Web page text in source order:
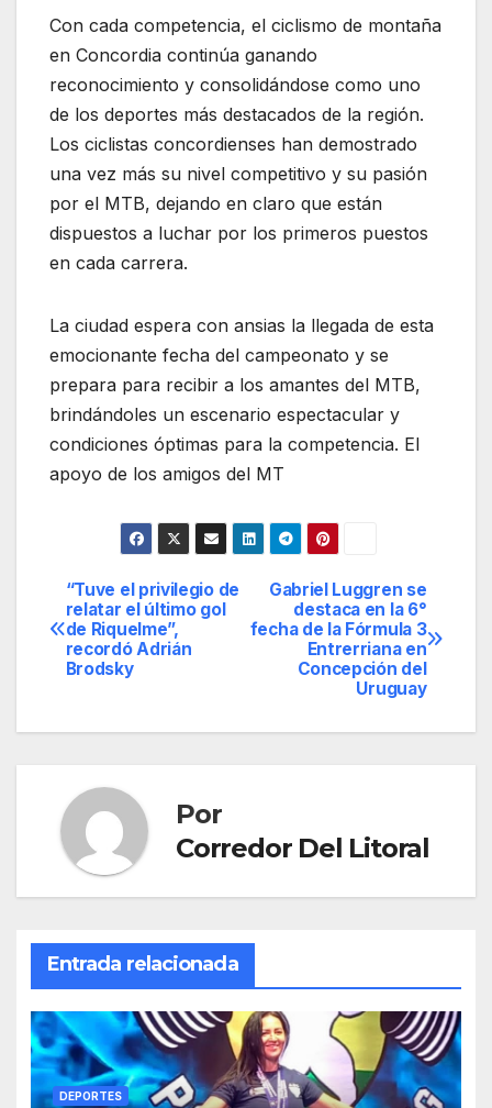
Con cada competencia, el ciclismo de montaña
en Concordia continúa ganando
reconocimiento y consolidándose como uno
de los deportes más destacados de la región.
Los ciclistas concordienses han demostrado
una vez más su nivel competitivo y su pasión
por el MTB, dejando en claro que están
dispuestos a luchar por los primeros puestos
en cada carrera.
La ciudad espera con ansias la llegada de esta
emocionante fecha del campeonato y se
prepara para recibir a los amantes del MTB,
brindándoles un escenario espectacular y
condiciones óptimas para la competencia. El
apoyo de los amigos del MT
Navegación
de
entradas
Gabriel Luggren se
destaca en la 6°
fecha de la Fórmula 3
Entrerriana en
Concepción del
Uruguay
“Tuve el privilegio de
relatar el último gol
de Riquelme”,
recordó Adrián
Brodsky
Por
Corredor Del Litoral
Entrada relacionada
DEPORTES